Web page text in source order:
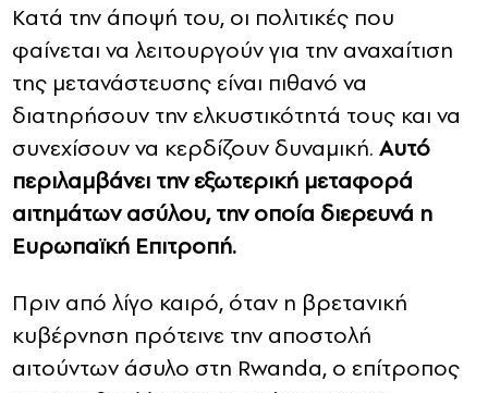
Κατά την άποψή του, οι πολιτικές που
φαίνεται να λειτουργούν για την αναχαίτιση
της μετανάστευσης είναι πιθανό να
διατηρήσουν την ελκυστικότητά τους και να
συνεχίσουν να κερδίζουν δυναμική. Αυτό
περιλαμβάνει την εξωτερική μεταφορά
αιτημάτων ασύλου, την οποία διερευνά η
Ευρωπαϊκή Επιτροπή.
Πριν από λίγο καιρό, όταν η βρετανική
κυβέρνηση πρότεινε την αποστολή
αιτούντων άσυλο στη Rwanda, ο επίτροπος